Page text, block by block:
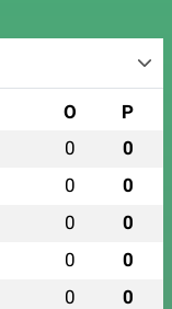
O P
0 0
0 0
0 0
0 0
0 0